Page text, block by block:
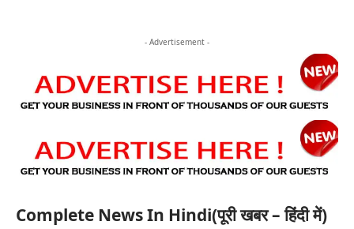
- Advertisement -
Complete News In Hindi(पूरी खबर – हिंदी में)